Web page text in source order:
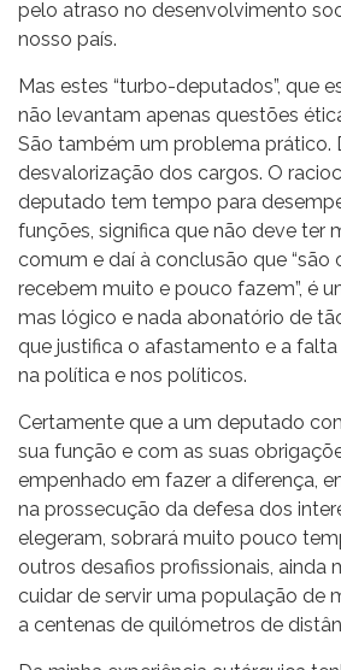
pelo atraso no desenvolvimento
nosso país.
Mas estes “turbo-deputados”, que
não levantam apenas questões
São também um problema prático.
desvalorização dos cargos. O
deputado tem tempo para
funções, significa que não deve ter
comum e daí à conclusão que “são
recebem muito e pouco fazem”, é
mas lógico e nada abonatório de
que justifica o afastamento e a
na política e nos políticos.
Certamente que a um deputado
sua função e com as suas
empenhado em fazer a diferença,
na prossecução da defesa dos
elegeram, sobrará muito pouco
outros desafios profissionais, ainda
cuidar de servir uma população de
a centenas de quilómetros de